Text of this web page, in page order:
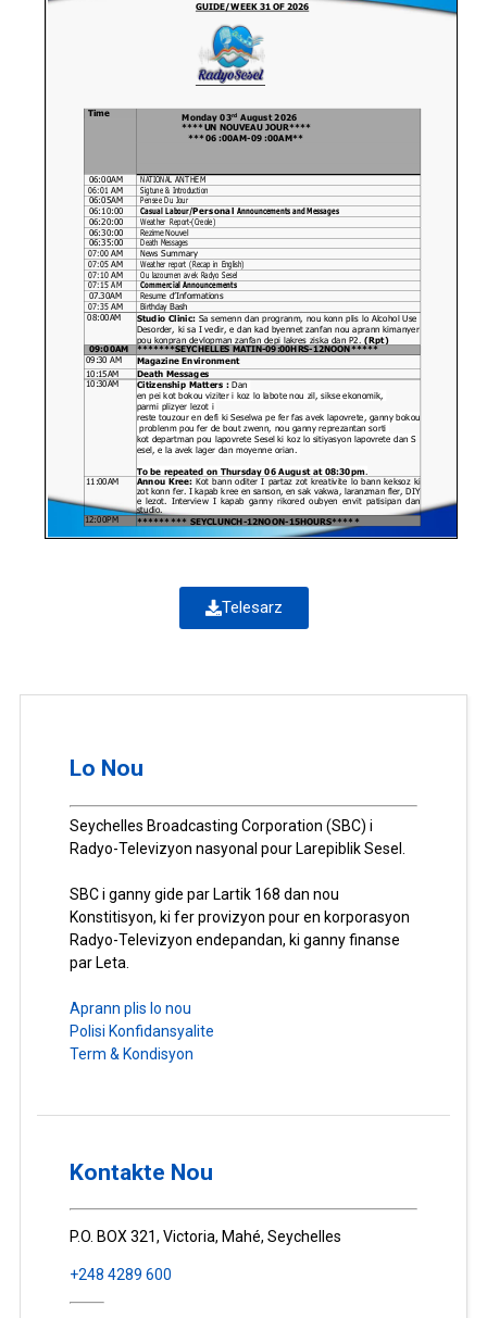
Telesarz
Lo Nou
Seychelles Broadcasting Corporation (SBC) i
Radyo-Televizyon nasyonal pour Larepiblik Sesel.
SBC i ganny gide par Lartik 168 dan nou
Konstitisyon, ki fer provizyon pour en korporasyon
Radyo-Televizyon endepandan, ki ganny finanse
par Leta.
Aprann plis lo nou
Polisi Konfidansyalite
Term & Kondisyon
Kontakte Nou
P.O. BOX 321, Victoria, Mahé, Seychelles
+248 4289 600